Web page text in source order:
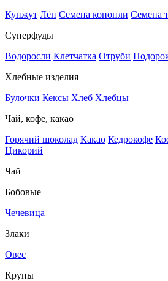
Кунжут Лён Семена конопли Семена
Суперфуды
Водоросли Клетчатка Отруби
Хлебные изделия
Булочки Кексы Хлеб Хлебцы
Чай, кофе, какао
Горячий шоколад Какао Кедрокофе
Цикорий
Чай
Бобовые
Чечевица
Злаки
Овес
Крупы